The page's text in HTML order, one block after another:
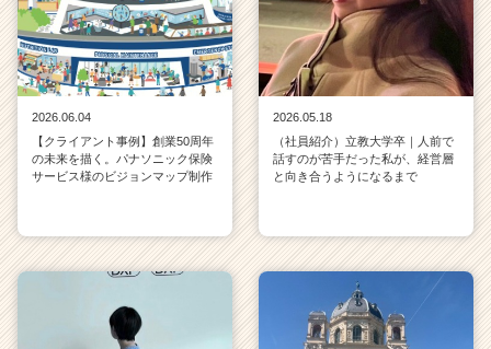
2026.06.04
【クライアント事例】創業50周年
の未来を描く。パナソニック保険
サービス様のビジョンマップ制作
2026.05.18
（社員紹介）立教大学卒｜人前で
話すのが苦手だった私が、経営層
と向き合うようになるまで